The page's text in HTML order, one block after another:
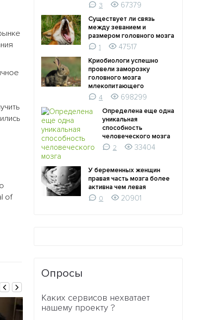
of
3
67379
Существует ли связь
между зеванием и
размером головного мозга
1
47517
Криобиологи успешно
провели заморозку
головного мозга
млекопитающего
4
698299
Определена еще одна
уникальная
способность
человеческого мозга
2
33404
У беременных женщин
правая часть мозга более
активна чем левая
0
20901
Опросы
Каких сервисов нехватает
нашему проекту ?